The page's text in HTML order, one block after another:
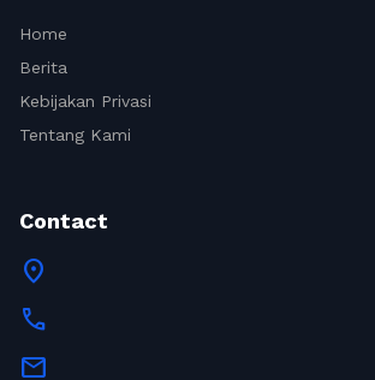
Home
Berita
Kebijakan Privasi
Tentang Kami
Contact
location_on
call
mail